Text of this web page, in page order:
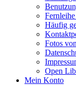
Häufig
Fotos
Open
Mein Konto